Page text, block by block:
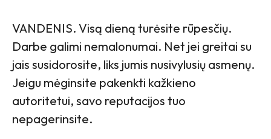
VANDENIS. Visą dieną turėsite rūpesčių.
Darbe galimi nemalonumai. Net jei greitai su
jais susidorosite, liks jumis nusivylusių asmenų.
Jeigu mėginsite pakenkti kažkieno
autoritetui, savo reputacijos tuo
nepagerinsite.